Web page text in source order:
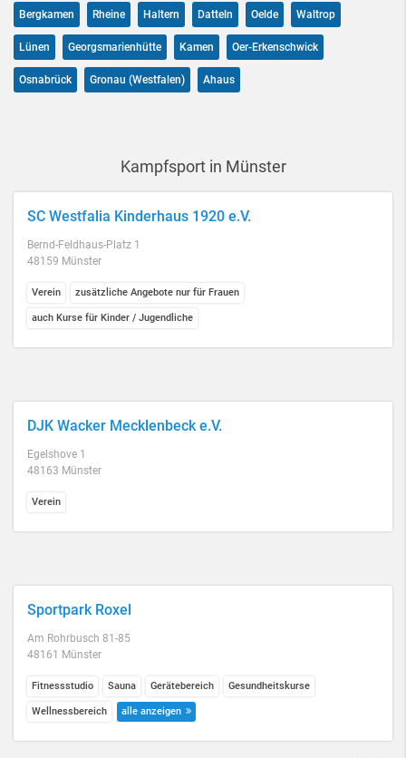
Bergkamen Rheine Haltern Datteln Oelde Waltrop
Lünen Georgsmarienhütte Kamen Oer-Erkenschwick
Osnabrück Gronau (Westfalen) Ahaus
Kampfsport in Münster
SC Westfalia Kinderhaus 1920 e.V.
Bernd-Feldhaus-Platz 1
48159 Münster
Verein zusätzliche Angebote nur für Frauen
auch Kurse für Kinder / Jugendliche
DJK Wacker Mecklenbeck e.V.
Egelshove 1
48163 Münster
Verein
Sportpark Roxel
Am Rohrbusch 81-85
48161 Münster
Fitnessstudio Sauna Gerätebereich Gesundheitskurse
Wellnessbereich alle anzeigen